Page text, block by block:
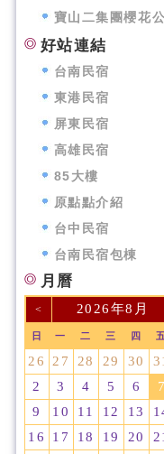
寶山二集團櫻花
好站連結
台南民宿
東港民宿
屏東民宿
高雄民宿
85大樓
原點點介紹
台中民宿
台南民宿包棟
月曆
< 2026年8月
日 一 二 三 四
26 27 28 29 30
2
3 4 5 6 7
9
10 11 12 13
16
17 18 19 20